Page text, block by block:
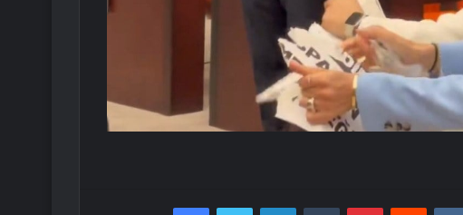
FacebookTwitter LinkedInTumblr PinterestReddit